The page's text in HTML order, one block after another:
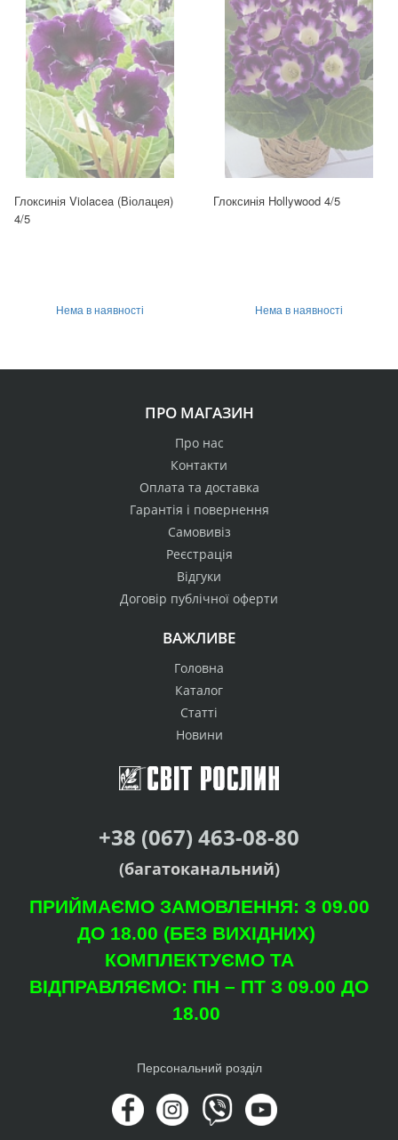
Глоксинія Violacea (Віолацея)
4/5
Нема в наявності
Глоксинія Hollywood 4/5
Нема в наявності
ПРО МАГАЗИН
Про нас
Контакти
Оплата та доставка
Гарантія і повернення
Самовивіз
Реєстрація
Відгуки
Договір публічної оферти
ВАЖЛИВЕ
Головна
Каталог
Статті
Новини
+38 (067) 463-08-80
(багатоканальний)
ПРИЙМАЄМО ЗАМОВЛЕННЯ: З 09.00
ДО 18.00 (БЕЗ ВИХІДНИХ)
КОМПЛЕКТУЄМО ТА
ВІДПРАВЛЯЄМО: ПН – ПТ З 09.00 ДО
18.00
Персональний розділ